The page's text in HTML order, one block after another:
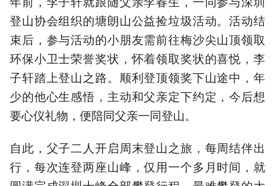
登山协会组织的塘朗山公益捡垃圾活动。活动结
束后，参与活动的小朋友需前往梅沙尖山顶领取
环保小卫士荣誉奖状，怀着领取奖状的喜悦，李
子轩踏上登山之路。顺利登顶领奖下山途中，年
少的他心生感悟，主动和父亲定下约定，今后想
要心仪礼物，便陪同父亲一同登山。
自此，父子二人开启周末登山之旅，每周结伴出
行，每次连登两座山峰，仅用一个多月时间，就